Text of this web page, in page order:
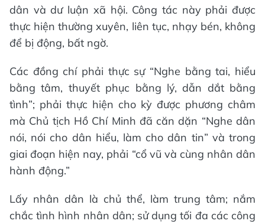
dân và dư luận xã hội. Công tác này phải được
thực hiện thường xuyên, liên tục, nhạy bén, không
để bị động, bất ngờ.
Các đồng chí phải thực sự “Nghe bằng tai, hiểu
bằng tâm, thuyết phục bằng lý, dẫn dắt bằng
tình”; phải thực hiện cho kỳ được phương châm
mà Chủ tịch Hồ Chí Minh đã căn dặn “Nghe dân
nói, nói cho dân hiểu, làm cho dân tin” và trong
giai đoạn hiện nay, phải “cổ vũ và cùng nhân dân
hành động.”
Lấy nhân dân là chủ thể, làm trung tâm; nắm
chắc tình hình nhân dân; sử dụng tối đa các công